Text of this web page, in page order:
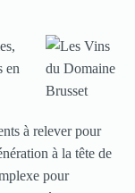
en
à relever pour
à la tête de
pour